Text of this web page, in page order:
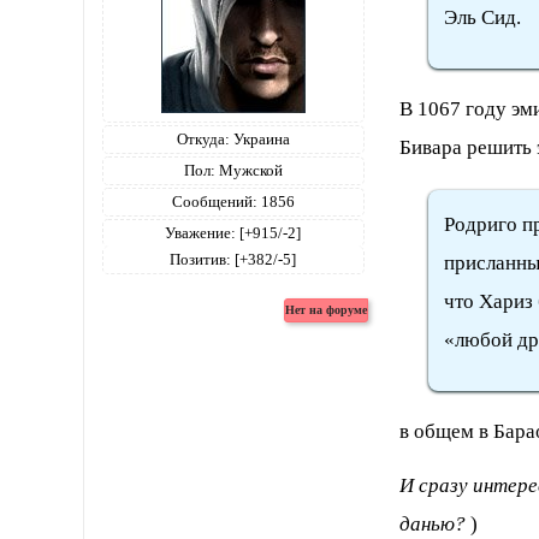
Откуда: Украина
Пол: Мужской
Сообщений: 1856
Уважение: [+915/-2]
Позитив: [+382/-5]
Эль Сид.
В 1067 году
Бивара решить
Родриго
что Хариз
«любой
в общем в
И сразу
данью? )